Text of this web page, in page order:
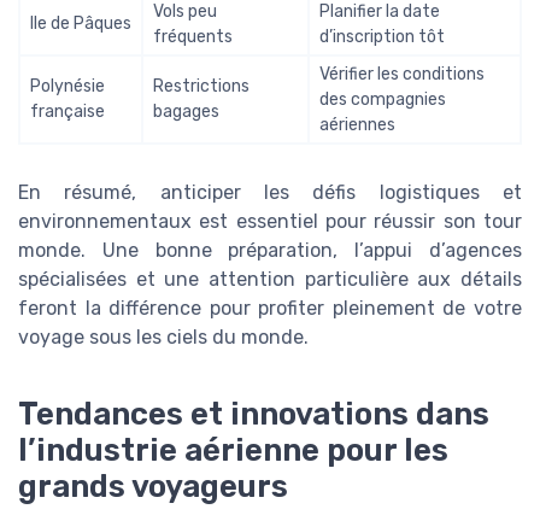
Ile de Pâques
Vols peu
fréquents
Planifier la date
d’inscription tôt
Polynésie
française
Restrictions
bagages
Vérifier les conditions
des compagnies
aériennes
En résumé, anticiper les défis logistiques et
environnementaux est essentiel pour réussir son tour
monde. Une bonne préparation, l’appui d’agences
spécialisées et une attention particulière aux détails
feront la différence pour profiter pleinement de votre
voyage sous les ciels du monde.
Tendances et innovations dans
l’industrie aérienne pour les
grands voyageurs